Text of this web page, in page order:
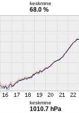
keskmine
68.0 %
keskmine
1010.7 hPa